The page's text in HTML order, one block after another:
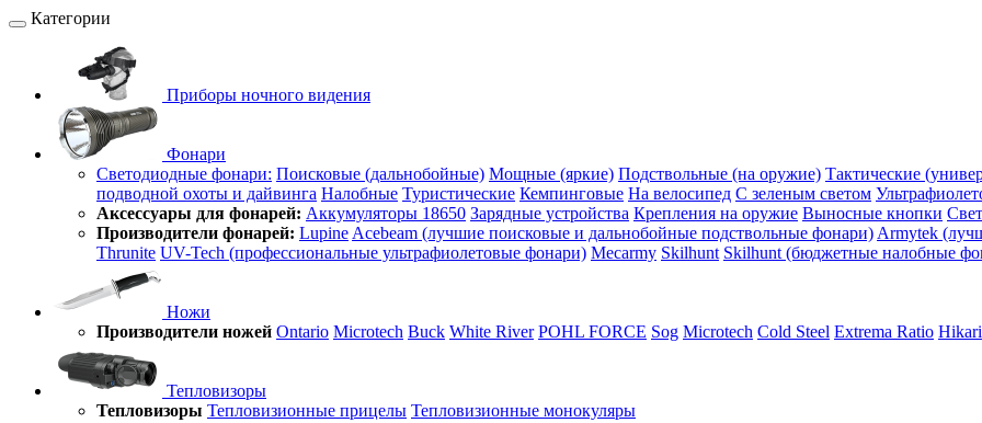
Категории
Приборы ночного видения
Фонари
Светодиодные фонари: Поисковые (дальнобойные) Мощные (яркие) Подствольные (на оружие) Тактические
подводной охоты и дайвинга Налобные Туристические Кемпинговые На велосипед С зеленым светом
Аксессуары для фонарей: Аккумуляторы 18650 Зарядные устройства Крепления на оружие Выносные кнопки
Производители фонарей: Lupine Acebeam (лучшие поисковые и дальнобойные подствольные фонари) Armytek
Thrunite UV-Tech (профессиональные ультрафиолетовые фонари) Mecarmy Skilhunt Skilhunt (бюджетные налобные
Ножи
Производители ножей Ontario Microtech Buck White River POHL FORCE Sog Microtech Cold Steel Extrema Ratio Hikari
Тепловизоры
Тепловизоры Тепловизионные прицелы Тепловизионные монокуляры